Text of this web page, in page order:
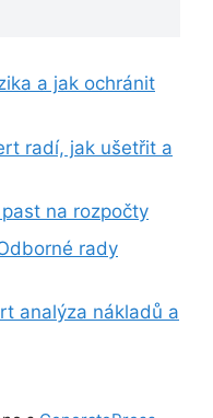
a jak ochránit
radí, jak ušetřit a
na rozpočty
rady
analýza nákladů a